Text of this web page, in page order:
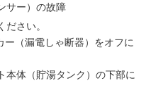
サー）の故障
ださい。
（漏電しゃ断器）をオフに
体（貯湯タンク）の下部に